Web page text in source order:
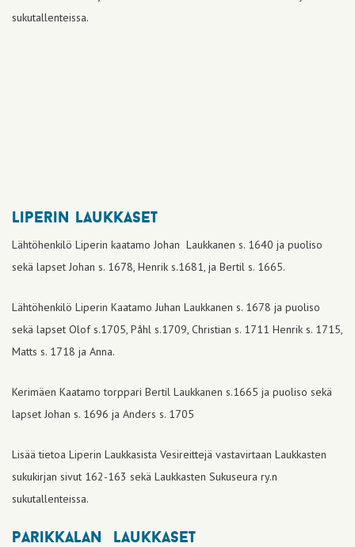
sukutallenteissa.
liperin laukkaset
Lähtöhenkilö Liperin kaatamo Johan Laukkanen s. 1640 ja puoliso
sekä lapset Johan s. 1678, Henrik s.1681, ja Bertil s. 1665.
Lähtöhenkilö Liperin Kaatamo Juhan Laukkanen s. 1678 ja puoliso
sekä lapset Olof s.1705, Påhl s.1709, Christian s. 1711 Henrik s. 1715,
Matts s. 1718 ja Anna.
Kerimäen Kaatamo torppari Bertil Laukkanen s.1665 ja puoliso sekä
lapset Johan s. 1696 ja Anders s. 1705
Lisää tietoa Liperin Laukkasista Vesireittejä vastavirtaan Laukkasten
sukukirjan sivut 162-163 sekä Laukkasten Sukuseura ry.n
sukutallenteissa.
parikkalan laukkaset